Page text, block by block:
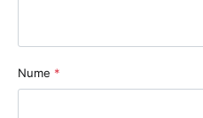
Nume *